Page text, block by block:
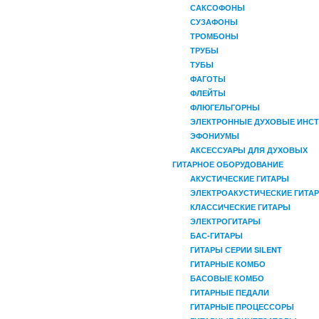
САКСОФОНЫ
СУЗАФОНЫ
ТРОМБОНЫ
ТРУБЫ
ТУБЫ
ФАГОТЫ
ФЛЕЙТЫ
ФЛЮГЕЛЬГОРНЫ
ЭЛЕКТРОННЫЕ ДУХОВЫЕ
ЭФОНИУМЫ
АКСЕССУАРЫ ДЛЯ ДУХОВЫХ
ГИТАРНОЕ ОБОРУДОВАНИЕ
АКУСТИЧЕСКИЕ ГИТАРЫ
ЭЛЕКТРОАКУСТИЧЕСКИЕ
КЛАССИЧЕСКИЕ ГИТАРЫ
ЭЛЕКТРОГИТАРЫ
БАС-ГИТАРЫ
ГИТАРЫ СЕРИИ SILENT
ГИТАРНЫЕ КОМБО
БАСОВЫЕ КОМБО
ГИТАРНЫЕ ПЕДАЛИ
ГИТАРНЫЕ ПРОЦЕССОРЫ